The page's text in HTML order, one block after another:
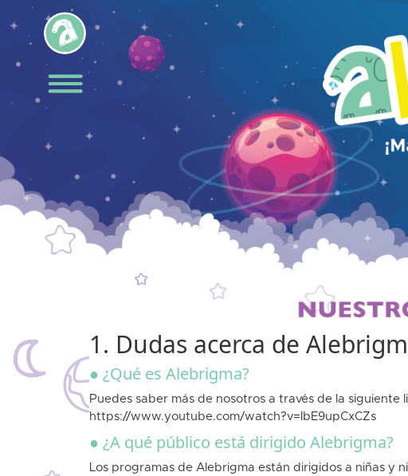
1. Dudas acerca de
● ¿Qué es Alebrigma?
Puedes saber más de nosotros a través de la siguiente
https://www.youtube.com/watch?v=lbE9upCxCZs
● ¿A qué público está dirigido Alebrigma?
Los programas de Alebrigma están dirigidos a niñas y